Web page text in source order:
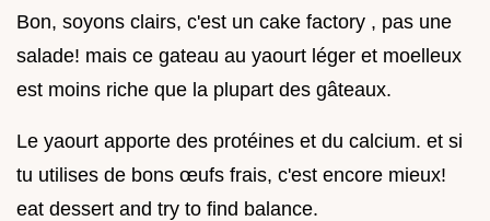
Bon, soyons clairs, c'est un cake factory , pas une
salade! mais ce gateau au yaourt léger et moelleux
est moins riche que la plupart des gâteaux.
Le yaourt apporte des protéines et du calcium. et si
tu utilises de bons œufs frais, c'est encore mieux!
eat dessert and try to find balance.